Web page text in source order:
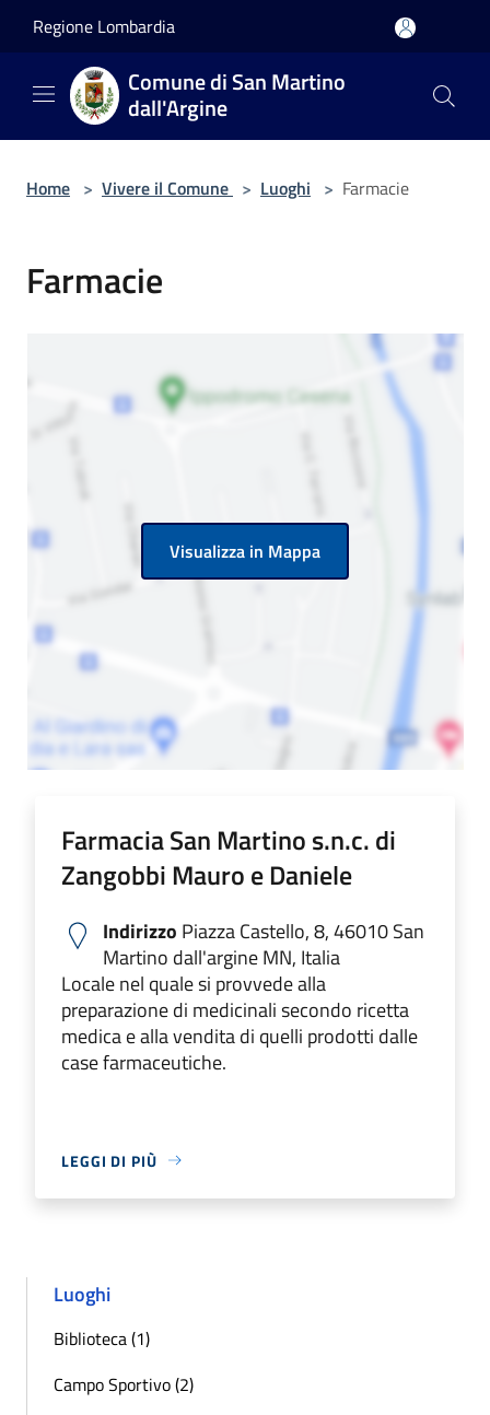
Regione Lombardia
Comune di San Martino
dall'Argine
Home > Vivere il Comune > Luoghi > Farmacie
Farmacie
Visualizza in Mappa
Farmacia San Martino s.n.c. di
Zangobbi Mauro e Daniele
Indirizzo Piazza Castello, 8, 46010 San
Martino dall'argine MN, Italia
Locale nel quale si provvede alla
preparazione di medicinali secondo ricetta
medica e alla vendita di quelli prodotti dalle
case farmaceutiche.
LEGGI DI PIÙ
Luoghi
Biblioteca (1)
Campo Sportivo (2)